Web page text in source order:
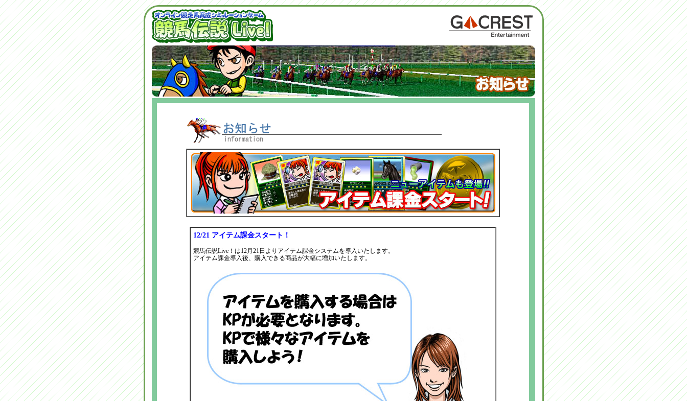
12/21 アイテム課金スタート！
競馬伝説Live！は12月21日よりアイテム課金システムを導入いたします。
アイテム課金導入後、購入できる商品が大幅に増加いたします。